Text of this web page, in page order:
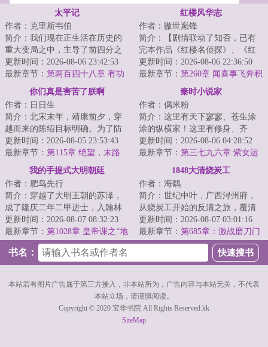
太平记
作者：克里斯韦伯
简介：我们现在正生活在历史的
重大变局之中，主导了前四分之
一个二十一世纪的全球化浪潮，
正在急速的退去...
更新时间：2026-08-06 23:42:53
最新章节： 第两百四十八章 有功
红楼风华志
作者：嗷世巅锋
简介：【剧情联动了知否，已有
完本作品《红楼名侦探》、《红
楼如此多骄》请放心观看】一梦
游浮世、惊回朱...
更新时间：2026-08-06 22:36:50
最新章节： 第260章 闻喜事飞奔积
你们真是害苦了朕啊
作者：日日生
简介：北宋末年，靖康前夕，穿
越而来的陈绍目标明确。为了防
止大宋被金国灭掉，他决定先一
步取而代之！没...
更新时间：2026-08-05 23:53:43
最新章节： 第115章 绝望，末路
秦时小说家
作者：偶米粉
简介：这里有天下寥寥、苍生涂
涂的纵横家！这里有修身、齐
家、治国、平天下的儒家！这里
有天下皆白、唯我...
更新时间：2026-08-06 04:28:52
最新章节： 第三七九六章 紫女运
我的手提式大明朝廷
作者：肥鸟先行
简介：穿越了大明王朝的苏泽，
成了隆庆二年二甲进士，入翰林
院庶吉士。好消息，不用卷科举
了，穿越就是科...
更新时间：2026-08-07 08:32:23
最新章节： 第1028章 皇帝课之“地
理决定论”
1848大清烧炭工
作者：海鹞
简介：世纪中叶，广西浔州府，
从烧炭工开始的反清之旅，覆清
灭洋，荡涤百年国耻。【无系统
外挂，传统历史...
更新时间：2026-08-07 03:01:16
最新章节： 第685章：激战磨刀门
书名：
本站若有图片广告属于第三方接入，非本站所为，广告内容与本站无关，不代表
本站立场，请谨慎阅读。
Copyright © 2020 宝华书院 All Rights Reserved.kk
SiteMap